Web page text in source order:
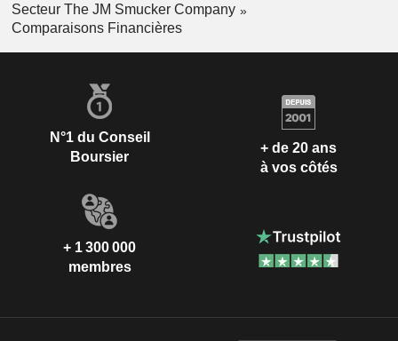
Secteur The JM Smucker Company
Comparaisons Financières
N°1 du Conseil
Boursier
+ de 20 ans
à vos côtés
+ 1 300 000
membres